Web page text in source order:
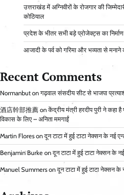
उत्तराखंड में अग्निवीरों के रोजगार की
कोठियाल
प्रदेश के भीतर सभी बड़े प्रोजेक्ट्स का
आजादी के पर्व को गरिमा और भव्यता से
Recent Comments
Normanbut onगढ़वाल संसदीय सीट से भाजपा
酒店幹部推薦 onकेंद्रीय मंत्री हरदीप पुरी ने कहा
विकास के लिए – अनिता ममगाईं
Martin Flores onदून टाटा में हुई टाटा नेक्सन के नई
Benjamin Burke onदून टाटा में हुई टाटा नेक्सन के
Manuel Summers onदून टाटा में हुई टाटा नेक्सन